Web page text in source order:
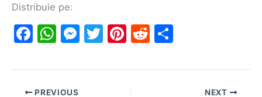
Distribuie pe:
F
c
e
W
at
s
M
s
T
itt
Pi
er
e
R
d ar
PREVIOUS NEXT